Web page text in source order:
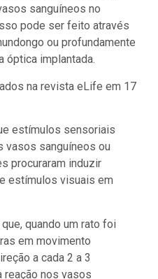
sanguíneos no
pode ser feito através
ou profundamente
óptica implantada.
na revista eLife em 17
estímulos sensoriais
vasos sanguíneos ou
procuraram induzir
estímulos visuais em
quando um rato foi
em movimento
a cada 2 a 3
reação nos vasos